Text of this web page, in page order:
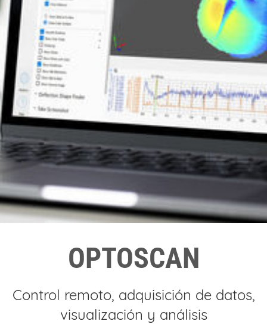
OPTOSCAN
Control remoto, adquisición de datos,
visualización y análisis